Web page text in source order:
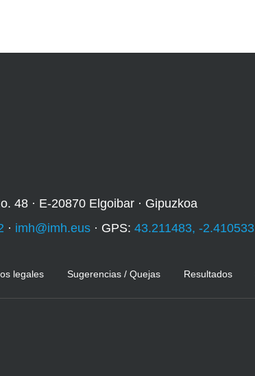
48 · E-20870 Elgoibar · Gipuzkoa
· imh@imh.eus · GPS: 43.211483, -2.410533
legales Sugerencias / Quejas Resultados